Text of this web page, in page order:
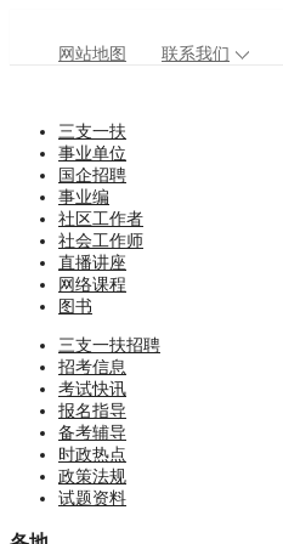
网站地图 联系我们
三支一扶
事业单位
国企招聘
事业编
社区工作者
社会工作师
直播讲座
网络课程
图书
三支一扶招聘
招考信息
考试快讯
报名指导
备考辅导
时政热点
政策法规
试题资料